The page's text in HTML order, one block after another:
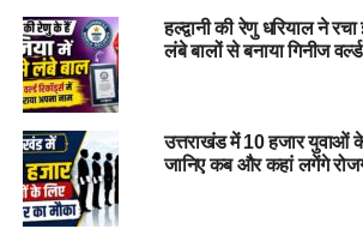
पौड़ी गढ़वाल के थलीसैंण
हल्द्वानी की रेणु धरियाल ने
लंबे बालों से बनाया गिनीज वर्ल्ड
उत्तराखंड में 10 हजार युवाओं
जानिए कब और कहां लगेंगे